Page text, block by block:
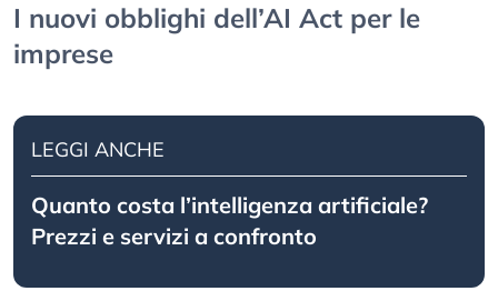
I nuovi obblighi dell’AI Act per le
imprese
LEGGI ANCHE
Quanto costa l’intelligenza artificiale?
Prezzi e servizi a confronto